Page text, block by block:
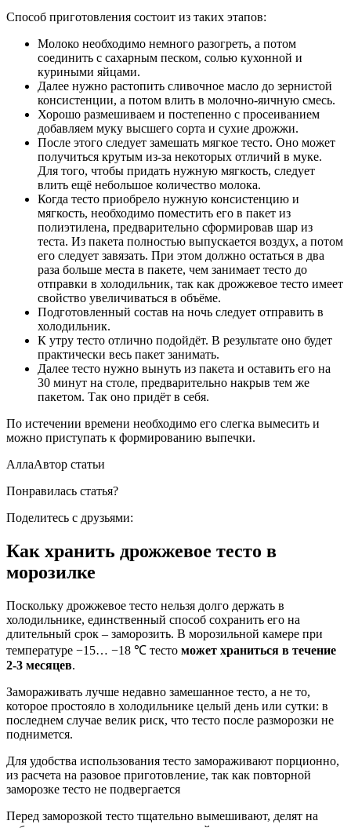
Способ приготовления состоит из таких этапов:
Молоко необходимо немного разогреть, а потом
соединить с сахарным песком, солью кухонной и
куриными яйцами.
Далее нужно растопить сливочное масло до зернистой
консистенции, а потом влить в молочно-яичную смесь.
Хорошо размешиваем и постепенно с просеиванием
добавляем муку высшего сорта и сухие дрожжи.
После этого следует замешать мягкое тесто. Оно может
получиться крутым из-за некоторых отличий в муке.
Для того, чтобы придать нужную мягкость, следует
влить ещё небольшое количество молока.
Когда тесто приобрело нужную консистенцию и
мягкость, необходимо поместить его в пакет из
полиэтилена, предварительно сформировав шар из
теста. Из пакета полностью выпускается воздух, а потом
его следует завязать. При этом должно остаться в два
раза больше места в пакете, чем занимает тесто до
отправки в холодильник, так как дрожжевое тесто имеет
свойство увеличиваться в объёме.
Подготовленный состав на ночь следует отправить в
холодильник.
К утру тесто отлично подойдёт. В результате оно будет
практически весь пакет занимать.
Далее тесто нужно вынуть из пакета и оставить его на
30 минут на столе, предварительно накрыв тем же
пакетом. Так оно придёт в себя.
По истечении времени необходимо его слегка вымесить и
можно приступать к формированию выпечки.
АллаАвтор статьи
Понравилась статья?
Поделитесь с друзьями:
Как хранить дрожжевое тесто в
морозилке
Поскольку дрожжевое тесто нельзя долго держать в
холодильнике, единственный способ сохранить его на
длительный срок – заморозить. В морозильной камере при
температуре −15… −18 ℃ тесто может храниться в течение
2-3 месяцев.
Замораживать лучше недавно замешанное тесто, а не то,
которое простояло в холодильнике целый день или сутки: в
последнем случае велик риск, что тесто после разморозки не
поднимется.
Для удобства использования тесто замораживают порционно,
из расчета на разовое приготовление, так как повторной
заморозке тесто не подвергается
Перед заморозкой тесто тщательно вымешивают, делят на